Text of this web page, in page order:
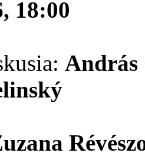
18:00
András